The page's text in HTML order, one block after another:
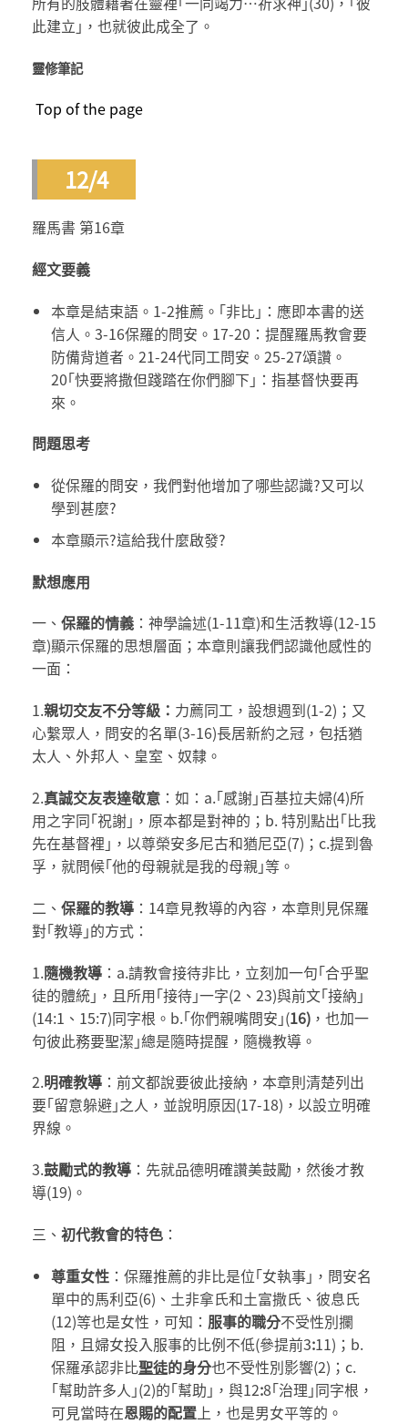
此建立｣，也就彼此成全了。
靈修筆記
Top of the page
12/4
羅馬書 第16章
經文要義
本章是結束語。1-2推薦。｢非比｣：應即本書的送
信人。3-16保羅的問安。17-20：提醒羅馬教會要
防備背道者。21-24代同工問安。25-27頌讚。
20｢快要將撒但踐踏在你們腳下｣：指基督快要再
來。
問題思考
從保羅的問安，我們對他增加了哪些認識?又可以
學到甚麼?
本章顯示?這給我什麼啟發?
默想應用
一、 保羅的情義 ：神學論述(1-11章)和生活教導(12-15
章)顯示保羅的思想層面；本章則讓我們認識他感性的
一面：
1.親切交友不分等級： 力薦同工，設想週到(1-2)；又
心繫眾人，問安的名單(3-16)長居新約之冠，包括猶
太人、外邦人、皇室、奴隸。
2.真誠交友表達敬意 ：如：a.｢感謝｣百基拉夫婦(4)所
用之字同｢祝謝｣，原本都是對神的；b. 特別點出｢比我
先在基督裡｣，以尊榮安多尼古和猶尼亞(7)；c.提到魯
孚，就問候｢他的母親就是我的母親｣等。
二、 保羅的教導 ：14章見教導的內容，本章則見保羅
對｢教導｣的方式：
1.隨機教導 ：a.請教會接待非比，立刻加一句｢合乎聖
徒的體統｣，且所用｢接待｣一字(2、23)與前文｢接納｣
(14:1、15:7)同字根。b.｢你們親嘴問安｣(16) ，也加一
句彼此務要聖潔｣總是隨時提醒，隨機教導。
2.明確教導 ：前文都說要彼此接納，本章則清楚列出
要｢留意躲避｣之人，並說明原因(17-18)，以設立明確
界線。
3.鼓勵式的教導 ：先就品德明確讚美鼓勵，然後才教
導(19)。
三、 初代教會的特色 ：
尊重女性：保羅推薦的非比是位｢女執事｣，問安名
單中的馬利亞(6)、土非拿氏和土富撒氏、彼息氏
(12)等也是女性，可知： 服事的職分不受性別攔
阻，且婦女投入服事的比例不低(參提前3:11)；b.
保羅承認非比聖徒的身分也不受性別影響(2)；c.
｢幫助許多人｣(2)的｢幫助｣，與12:8｢治理｣同字根，
可見當時在恩賜的配置上，也是男女平等的。